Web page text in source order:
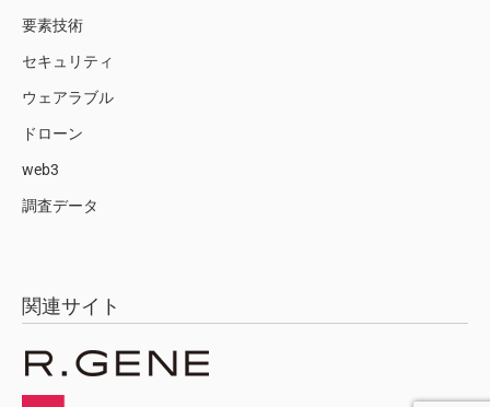
要素技術
セキュリティ
ウェアラブル
ドローン
web3
調査データ
関連サイト